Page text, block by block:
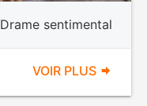
Drame sentimental
VOIR PLUS